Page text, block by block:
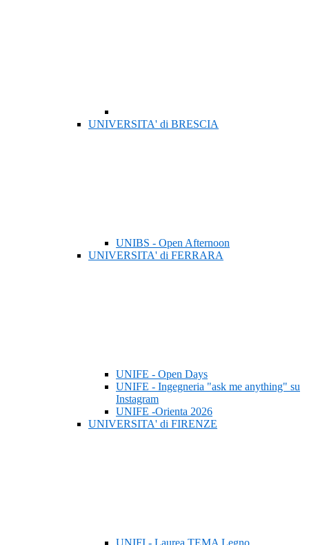
UNIVERSITA' di BRESCIA
UNIBS - Open Afternoon
UNIVERSITA' di FERRARA
UNIFE - Open Days
UNIFE - Ingegneria "ask me anything" su
Instagram
UNIFE -Orienta 2026
UNIVERSITA' di FIRENZE